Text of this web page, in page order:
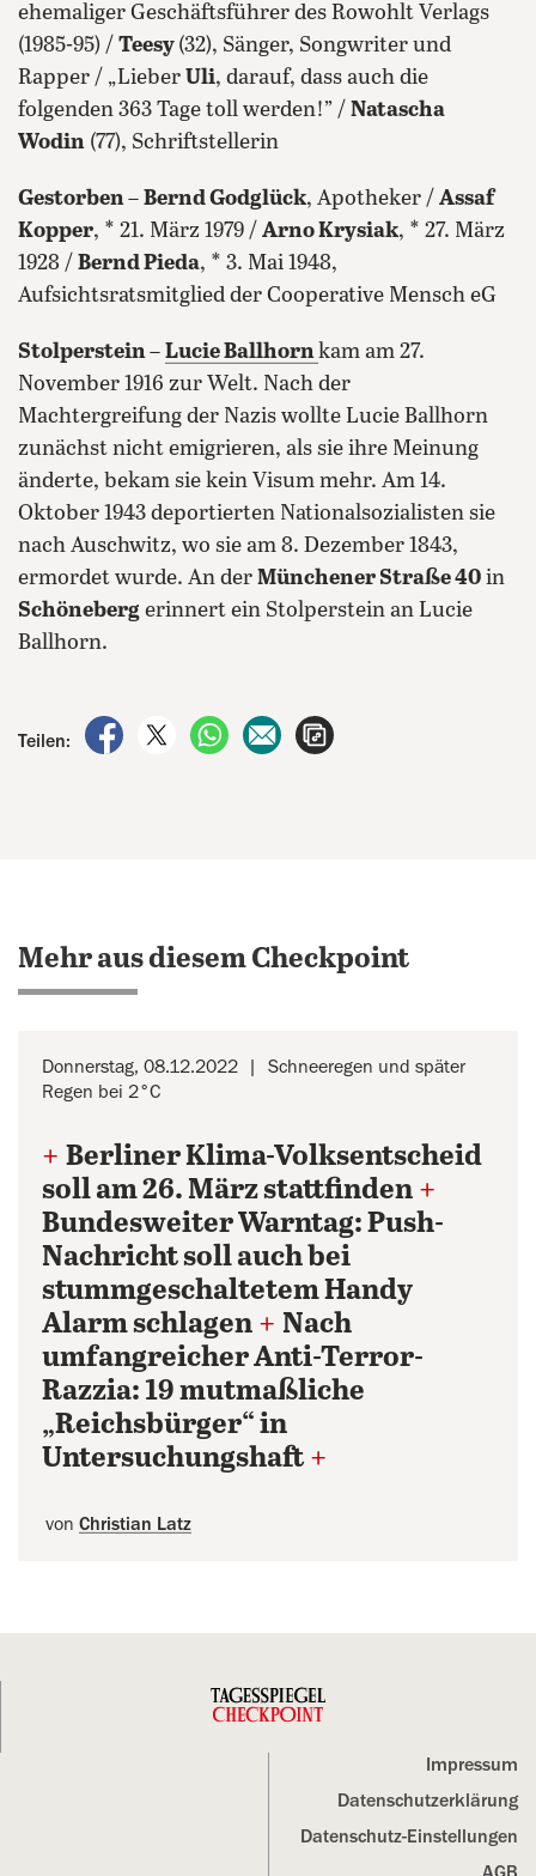
ehemaliger Geschäftsführer des Rowohlt Verlags
(1985-95) / Teesy (32), Sänger, Songwriter und
Rapper / „Lieber Uli, darauf, dass auch die
folgenden 363 Tage toll werden!” / Natascha
Wodin (77), Schriftstellerin
Gestorben– Bernd Godglück, Apotheker / Assaf
Kopper, * 21. März 1979 / Arno Krysiak, * 27. März
1928 / Bernd Pieda, * 3. Mai 1948,
Aufsichtsratsmitglied der Cooperative Mensch eG
Stolperstein– Lucie Ballhornkam am 27.
November 1916 zur Welt. Nach der
Machtergreifung der Nazis wollte Lucie Ballhorn
zunächst nicht emigrieren, als sie ihre Meinung
änderte, bekam sie kein Visum mehr. Am 14.
Oktober 1943 deportierten Nationalsozialisten sie
nach Auschwitz, wo sie am 8. Dezember 1843,
ermordet wurde. An der Münchener Straße 40 in
Schöneberg erinnert ein Stolperstein an Lucie
Ballhorn.
Teilen:
auf Facebook teilen
auf X teilenper WhatsApp teilen
per E-Mail teilen
Mehr aus diesem Checkpoint
Donnerstag, 08.12.2022
Schneeregen und später
Regen bei 2°C
+ Berliner Klima-Volksentscheid
soll am 26. März stattfinden +
Bundesweiter Warntag: Push-
Nachricht soll auch bei
stummgeschaltetem Handy
Alarm schlagen + Nach
umfangreicher Anti-Terror-
Razzia: 19 mutmaßliche
„Reichsbürger“ in
Untersuchungshaft +
von Christian Latz
Impressum
Datenschutz­erklärung
Datenschutz-Einstellungen